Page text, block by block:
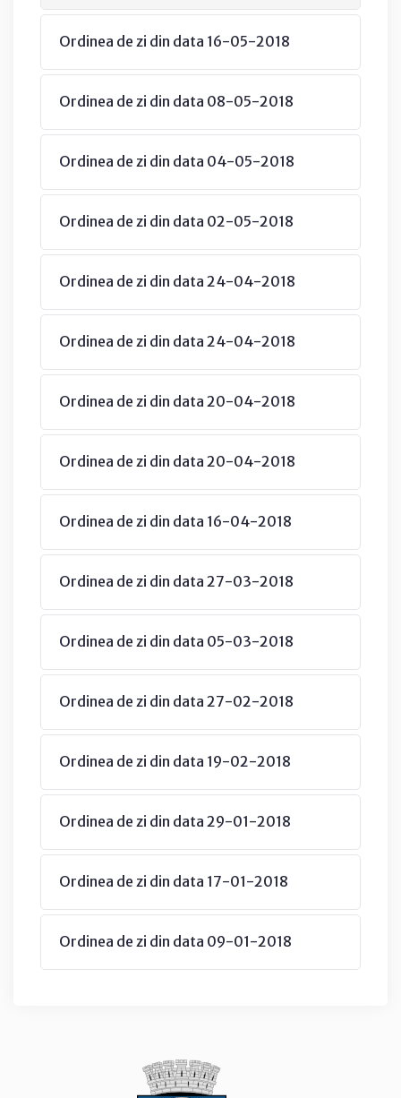
Ordinea de zi din data 16-05-2018
Ordinea de zi din data 08-05-2018
Ordinea de zi din data 04-05-2018
Ordinea de zi din data 02-05-2018
Ordinea de zi din data 24-04-2018
Ordinea de zi din data 24-04-2018
Ordinea de zi din data 20-04-2018
Ordinea de zi din data 20-04-2018
Ordinea de zi din data 16-04-2018
Ordinea de zi din data 27-03-2018
Ordinea de zi din data 05-03-2018
Ordinea de zi din data 27-02-2018
Ordinea de zi din data 19-02-2018
Ordinea de zi din data 29-01-2018
Ordinea de zi din data 17-01-2018
Ordinea de zi din data 09-01-2018